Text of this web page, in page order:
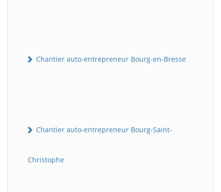
Chantier auto-entrepreneur Bourg-en-Bresse
Chantier auto-entrepreneur Bourg-Saint-
Christophe